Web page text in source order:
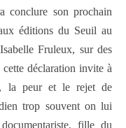
conclure son prochain
éditions du Seuil au
Fruleux, sur des
cette déclaration invite à
la peur et le rejet de
trop souvent on lui
fille du